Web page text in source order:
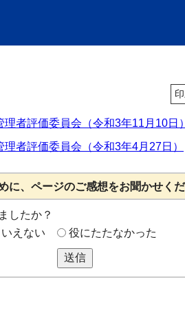
者評価委員会（令和3年11月10日）
者評価委員会（令和3年4月27日）
に、ページのご感想をお聞かせくだ
したか？
えない 役にたたなかった
送信